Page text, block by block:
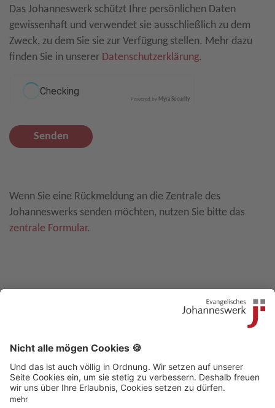
Das Johanneswerk schützt Ihre persönlichen Daten
gewissenhaft und verwendet sie ausschließlich zu dem
Zweck, zu dem Sie sie zur Verfügung stellen. Mehr dazu
finden Sie in unserer Datenschutzerklärung.
Powered by Myra Security
Senden
Wenn Sie eine Rückmeldung an die Zentrale des
Johanneswerks senden möchten, nutzen Sie bitte das
zentrale Formular.